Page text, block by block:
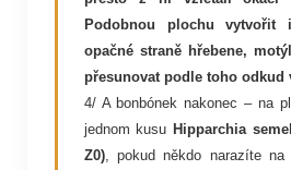
Podobnou plochu
opačné straně hřebene,
přesunovat podle toho
4/ A bonbónek nakonec – na
jednom kusu Hipparchia
Z0), pokud někdo narazíte